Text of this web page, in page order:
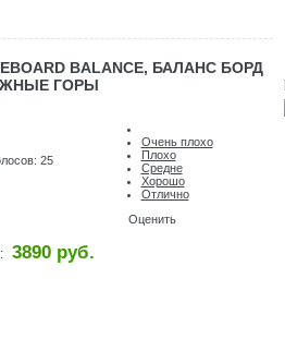
BALANCE, БАЛАНС БОРД
ГОРЫ
25
Очень плохо
Плохо
Средне
Хорошо
Отлично
Оценить
: 3890 руб.